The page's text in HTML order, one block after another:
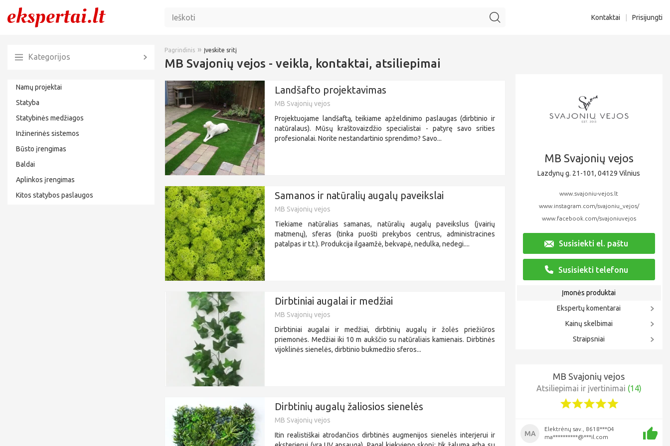
Kontaktai Prisijungti
Kategorijos
Namų projektai
Statyba
Statybinės medžiagos
Inžinerinės sistemos
Būsto įrengimas
Baldai
Aplinkos įrengimas
Kitos statybos paslaugos
Pagrindinis » Įveskite sritį
MB Svajonių vejos - veikla, kontaktai, atsiliepimai
Landšafto projektavimas
MB Svajonių vejos
Projektuojame landšaftą, teikiame apželdinimo paslaugas (dirbtinio ir
natūralaus). Mūsų kraštovaizdžio specialistai - patyrę savo srities
profesionalai. Norite nestandartinio sprendimo? Savo...
Samanos ir natūralių augalų paveikslai
MB Svajonių vejos
Tiekiame natūralias samanas, natūralių augalų paveikslus (įvairių
matmenų), sferas (tinka puošti prekybos centrus, administracines
patalpas ir t.t.). Produkcija ilgaamžė, bekvapė, nedulka, nedegi....
Dirbtiniai augalai ir medžiai
MB Svajonių vejos
Dirbtiniai augalai ir medžiai, dirbtinių augalų ir žolės priežiūros
priemonės. Medžiai iki 10 m aukščio su natūraliais kamienais. Dirbtinės
vijoklinės sienelės, dirbtinio bukmedžio sferos...
Dirbtinių augalų žaliosios sienelės
MB Svajonių vejos
Itin realistiškai atrodančios dirbtinės augmenijos sienelės interjerui ir
MB Svajonių vejos
Lazdynų g. 21-101, 04129 Vilnius
www.svajoniu-vejos.lt
www.instagram.com/svajoniu_vejos/
www.facebook.com/svajoniuvejos
Susisiekti el. paštu
Susisiekti telefonu
Įmonės produktai
Ekspertų komentarai
Kainų skelbimai
Straipsniai
MB Svajonių vejos
Atsiliepimai ir įvertinimai (14)
MA
Elektrėnų sav., 8618***04
ma**********@***il.com